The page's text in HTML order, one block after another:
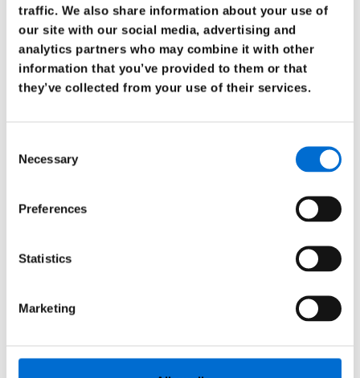
traffic. We also share information about your use of
our site with our social media, advertising and
analytics partners who may combine it with other
information that you’ve provided to them or that
they’ve collected from your use of their services.
Selection
Necessary
Preferences
Statistics
Marketing